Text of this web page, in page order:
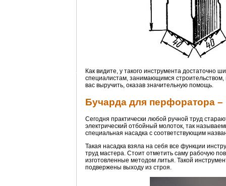
Как видите, у такого инструмента достаточно
специалистам, занимающимся
вас выручить, оказав значительную помощь.
Бучарда для перфоратора
Сегодня практически любой ручной труд
электрический отбойный молоток, так
специальная насадка с соответствующим
Такая насадка взяла на себя все функции
труд мастера. Стоит отметить саму рабочую
изготовленные методом литья. Такой
подвержены выходу из строя.